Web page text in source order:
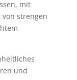
mit
strengen
und